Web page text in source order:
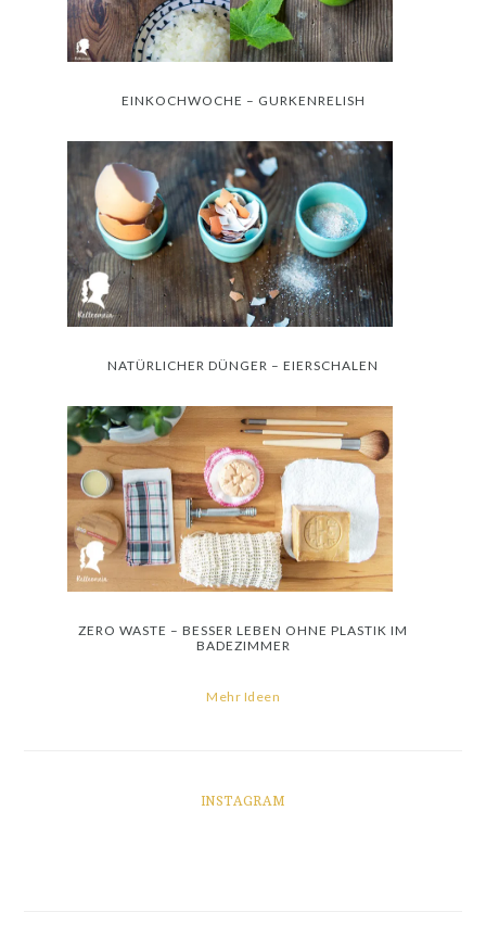
EINKOCHWOCHE – GURKENRELISH
NATÜRLICHER DÜNGER – EIERSCHALEN
ZERO WASTE – BESSER LEBEN OHNE PLASTIK IM
BADEZIMMER
Mehr Ideen
INSTAGRAM